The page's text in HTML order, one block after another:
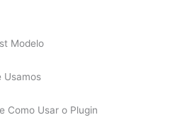
Modelo
Usamos
Como Usar o Plugin